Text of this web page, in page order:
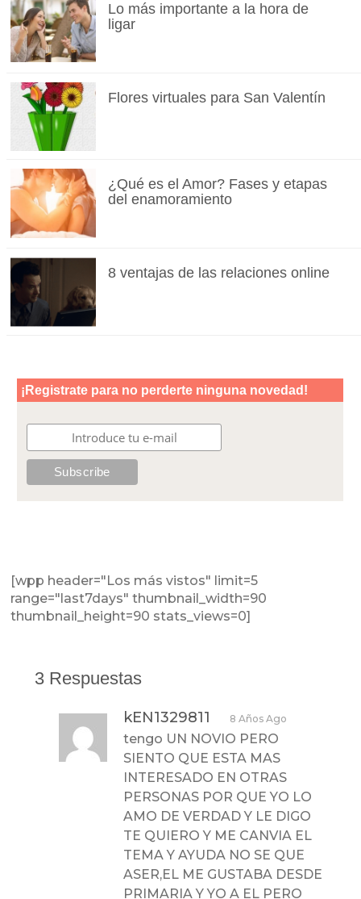
Lo más importante a la hora de
ligar
Flores virtuales para San Valentín
¿Qué es el Amor? Fases y etapas
del enamoramiento
8 ventajas de las relaciones online
[wpp header="Los más vistos" limit=5
range="last7days" thumbnail_width=90
thumbnail_height=90 stats_views=0]
3 Respuestas
kEN1329811 8 Años Ago
tengo UN NOVIO PERO
SIENTO QUE ESTA MAS
INTERESADO EN OTRAS
PERSONAS POR QUE YO LO
AMO DE VERDAD Y LE DIGO
TE QUIERO Y ME CANVIA EL
TEMA Y AYUDA NO SE QUE
ASER,EL ME GUSTABA DESDE
PRIMARIA Y YO A EL PERO